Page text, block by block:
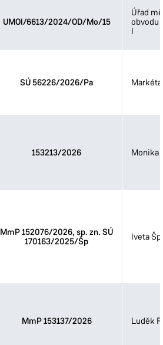
UMOI/6613/2024/OD/Mo/15
Úřad
obvodu
I
SÚ 56226/2026/Pa
153213/2026 Monika
MmP 152076/2026, sp. zn. SÚ
170163/2025/Šp
Iveta
MmP 153137/2026 Luděk